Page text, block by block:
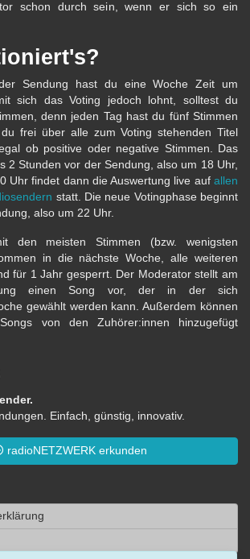
schon durch sein, wenn er sich so ein
Sendung hast du eine Woche Zeit um
sich das Voting jedoch lohnt, solltest du
denn jeden Tag hast du fünf Stimmen
frei über alle zum Voting stehenden Titel
ob positive oder negative Stimmen. Das
2 Stunden vor der Sendung, also um 18 Uhr,
Uhr findet dann die Auswertung live auf allen
statt. Die neue Votingphase beginnt
also um 22 Uhr.
den meisten Stimmen (bzw. wenigsten
in die nächste Woche, alle weiteren
für 1 Jahr gesperrt. Der Moderator stellt am
einen Song vor, der in der sich
gewählt werden kann. Außerdem können
von den Zuhörer:innen hinzugefügt
Einfach, günstig, innovativ.
radioNETZWERK erkunden